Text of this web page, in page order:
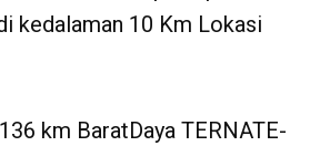
kedalaman 10 Km Lokasi
km BaratDaya TERNATE-